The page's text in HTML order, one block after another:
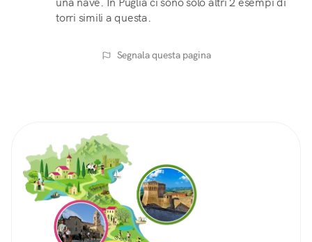
torri simili a questa.
Segnala questa pagina